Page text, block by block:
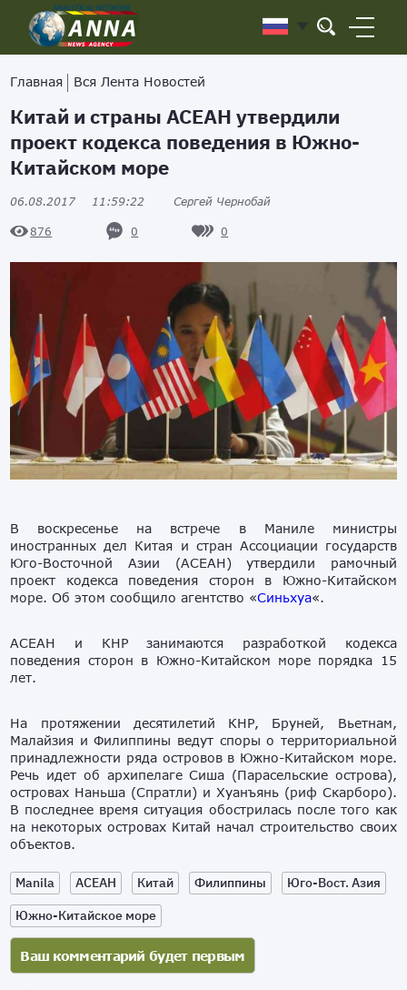
Главная Вся Лента Новостей
Китай и страны АСЕАН утвердили
проект кодекса поведения в Южно-
Китайском море
06.08.2017 11:59:22 Сергей Чернобай
876 0 0
В воскресенье на встрече в Маниле министры
иностранных дел Китая и стран Ассоциации государств
Юго-Восточной Азии (АСЕАН) утвердили рамочный
проект кодекса поведения сторон в Южно-Китайском
море. Об этом сообщило агентство «Синьхуа«.
АСЕАН и КНР занимаются разработкой кодекса
поведения сторон в Южно-Китайском море порядка 15
лет.
На протяжении десятилетий КНР, Бруней, Вьетнам,
Малайзия и Филиппины ведут споры о территориальной
принадлежности ряда островов в Южно-Китайском море.
Речь идет об архипелаге Сиша (Парасельские острова),
островах Наньша (Спратли) и Хуанъянь (риф Скарборо).
В последнее время ситуация обострилась после того как
на некоторых островах Китай начал строительство своих
объектов.
Manila АСЕАН Китай Филиппины
Юго-Вост. Азия
Южно-Китайское море